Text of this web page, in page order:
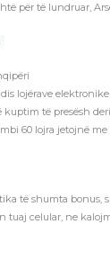
për të lundruar,
lojërave
të presësh
60 lojra jetojnë
të shumta
celular, ne